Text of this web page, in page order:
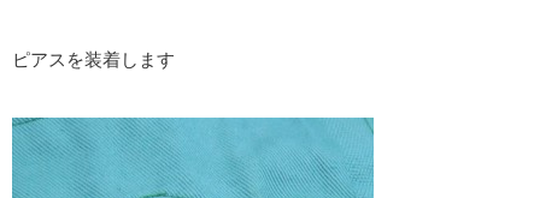
ピアスを装着します